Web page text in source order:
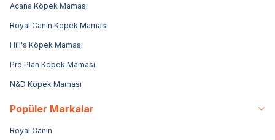
Acana Köpek Maması
Royal Canin Köpek Maması
Hill's Köpek Maması
Pro Plan Köpek Maması
N&D Köpek Maması
Popüler Markalar
Royal Canin